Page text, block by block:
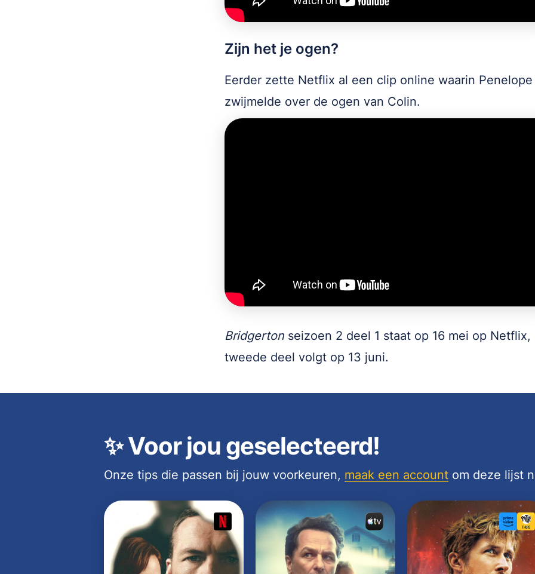
Zijn het je ogen?
Eerder zette Netflix al een clip online waarin Penelope
zwijmelde over de ogen van Colin.
Bridgertonseizoen 2 deel 1 staat op 16 mei op Netflix,
tweede deel volgt op 13 juni.
✨Voor jou geselecteerd!
Onze tips die passen bij jouw voorkeuren, maak een account om deze lijst